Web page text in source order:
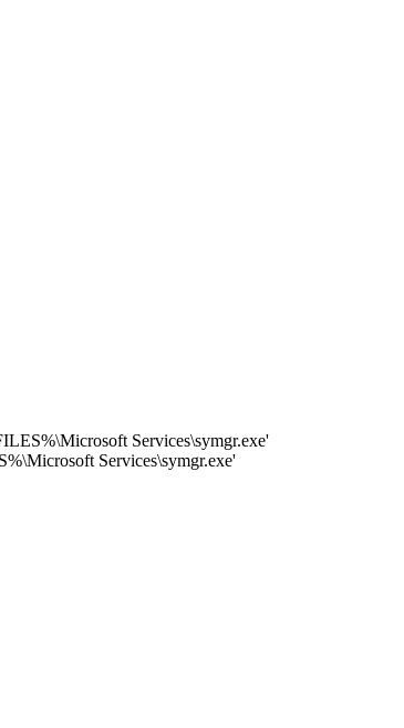
Services\symgr.exe'
Services\symgr.exe'